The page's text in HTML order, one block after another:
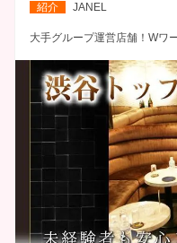
紹介 JANEL
大手グループ運営店舗！Wワ